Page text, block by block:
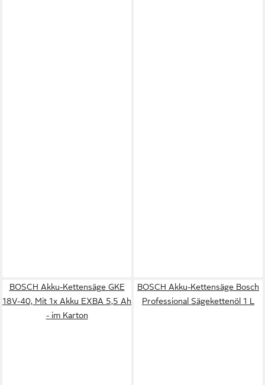
BOSCH Akku-Kettensäge GKE
18V-40, Mit 1x Akku EXBA 5,5 Ah
- im Karton
BOSCH Akku-Kettensäge Bosch
Professional Sägekettenöl 1 L